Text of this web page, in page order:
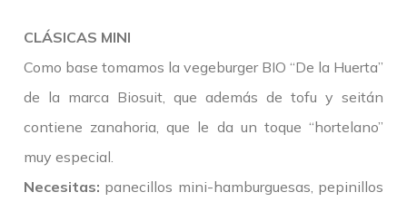
CLÁSICAS MINI
Como base tomamos la vegeburger BIO “De la Huerta”
de la marca Biosuit, que además de tofu y seitán
contiene zanahoria, que le da un toque “hortelano”
muy especial.
Necesitas: panecillos mini-hamburguesas, pepinillos